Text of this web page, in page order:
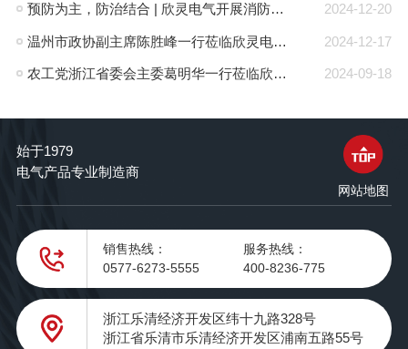
2024-12-20
预防为主，防治结合 | 欣灵电气开展消防应急预案演练活动
2024-12-17
温州市政协副主席陈胜峰一行莅临欣灵电气调研指导
2024-09-18
农工党浙江省委会主委葛明华一行莅临欣灵电气考察调研
始于1979
电气产品专业制造商
网站地图
销售热线：
0577-6273-5555
服务热线：
400-8236-775
浙江乐清经济开发区纬十九路328号
浙江省乐清市乐清经济开发区浦南五路55号